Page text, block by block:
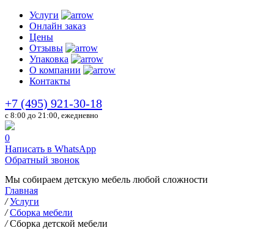
Услуги
Онлайн заказ
Цены
Отзывы
Упаковка
О компании
Контакты
+7 (495) 921-30-18
c 8:00 до 21:00, ежедневно
0
Написать в WhatsApp
Обратный звонок
Мы собираем детскую мебель любой сложности
Главная
/ Услуги
/ Сборка мебели
/ Сборка детской мебели